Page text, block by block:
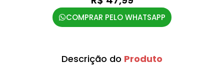
COMPRAR PELO WHATSAPP
Descrição do Produto